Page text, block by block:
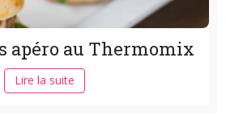
apéro au Thermomix
Lire la suite